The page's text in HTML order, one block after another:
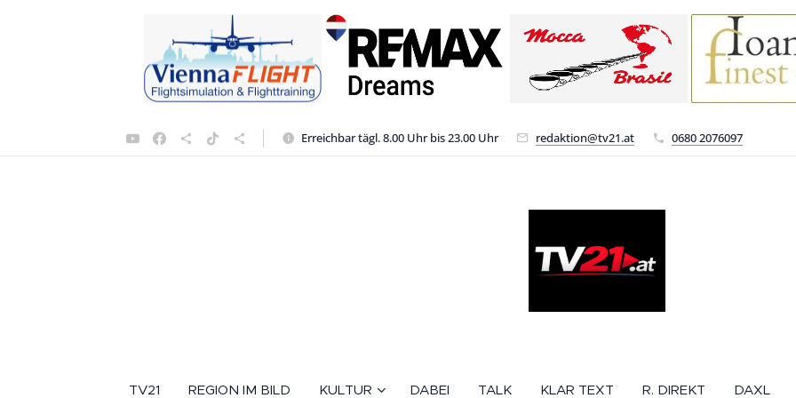
Erreichbar tägl. 8.00 Uhr bis 23.00 Uhr redaktion@tv21.at 0680 2076097
TV21 REGION IM BILD KULTUR DABEI TALK KLAR TEXT R. DIREKT DAXL